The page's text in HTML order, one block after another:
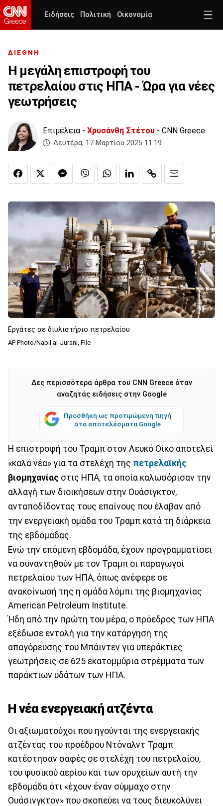
Ειδήσεις Πολιτική Οικονομία
ΔΙΕΘΝΗ
Η μεγάλη επιστροφή του
πετρελαίου στις ΗΠΑ - Ώρα για νέες
γεωτρήσεις
Επιμέλεια - Χρυσάνθη Στέτου - CNN Greece
Δευτέρα, 17 Μαρτίου 2025 11:19
Eργάτες σε διυλιστήριο πετρελαίου
AP Photo/Nabil al-Jurani, File
Δες περισσότερα άρθρα του CNN Greece όταν
αναζητάς ειδήσεις στην Google
Προσθήκη ως προτιμώμενη πηγή
στα αποτελέσματα Google
Η επιστροφή του Τραμπ στον Λευκό Οίκο αποτελεί
«καλά νέα» για τα στελέχη της πετρελαϊκής
βιομηχανίας στις ΗΠΑ, τα οποία καλωσόρισαν την
αλλαγή των διοικήσεων στην Ουάσιγκτον,
ανταποδίδοντας τους επαίνους που έλαβαν από
την ενεργειακή ομάδα του Τραμπ κατά τη διάρκεια
της εβδομάδας.
Ενώ την επόμενη εβδομάδα, έχουν προγραμματίσει
να συναντηθούν με τον Τραμπ οι παραγωγοί
πετρελαίου των ΗΠΑ, όπως ανέφερε σε
ανακοίνωσή της η ομάδα λόμπι της βιομηχανίας
American Petroleum Institute.
Ήδη από την πρώτη του μέρα, ο πρόεδρος των ΗΠΑ
εξέδωσε εντολή για την κατάργηση της
απαγόρευσης του Μπάιντεν για υπεράκτιες
γεωτρήσεις σε 625 εκατομμύρια στρέμματα των
παράκτιων υδάτων των ΗΠΑ.
Η νέα ενεργειακή ατζέντα
Οι αξιωματούχοι που ηγούνται της ενεργειακής
ατζέντας του προέδρου Ντόναλντ Τραμπ
κατέστησαν σαφές σε στελέχη του πετρελαίου,
του φυσικού αερίου και των ορυχείων αυτή την
εβδομάδα ότι «έχουν έναν σύμμαχο στην
Ουάσινγκτον» που σκοπεύει να τους διευκολύνει